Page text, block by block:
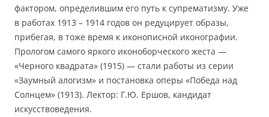
фактором, определившим его путь к супрематизму. Уже
в работах 1913 – 1914 годов он редуцирует образы,
прибегая, в тоже время к иконописной иконографии.
Прологом самого яркого иконоборческого жеста —
«Черного квадрата» (1915) — стали работы из серии
«Заумный алогизм» и постановка оперы «Победа над
Солнцем» (1913). Лектор: Г.Ю. Ершов, кандидат
искусствоведения.